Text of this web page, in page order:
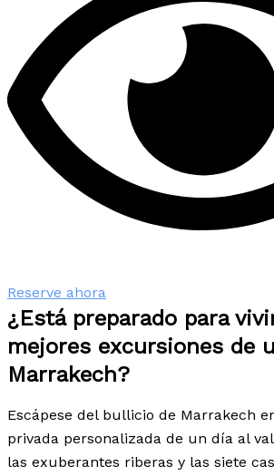
Reserve ahora
¿Está preparado para
mejores excursiones de
Marrakech?
Escápese del bullicio de Marrakech
privada personalizada de un día al
las exuberantes riberas y las siete